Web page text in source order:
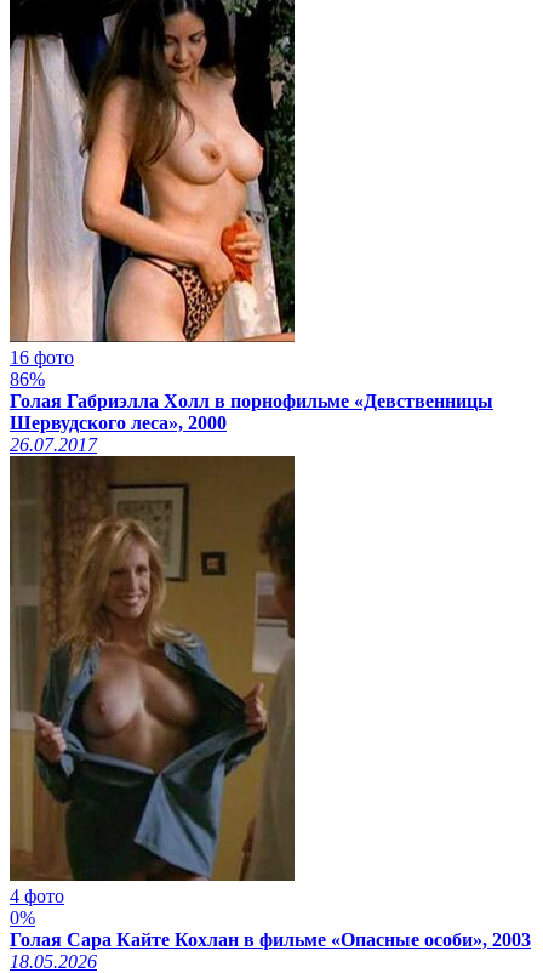
16 фото
86%
Голая Габриэлла Холл в порнофильме «Девственницы
Шервудского леса», 2000
26.07.2017
4 фото
0%
Голая Сара Кайте Кохлан в фильме «Опасные особи», 2003
18.05.2026